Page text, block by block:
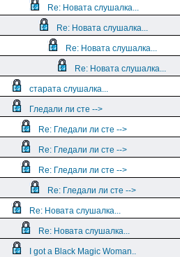
Re: Новата слушалка...
Re: Новата слушалка...
Re: Новата слушалка...
Re: Новата слушалка...
старата слушалка...
Гледали ли сте -->
Re: Гледали ли сте -->
Re: Гледали ли сте -->
Re: Гледали ли сте -->
Re: Гледали ли сте -->
Re: Новата слушалка...
Re: Новата слушалка...
I got a Black Magic Woman..